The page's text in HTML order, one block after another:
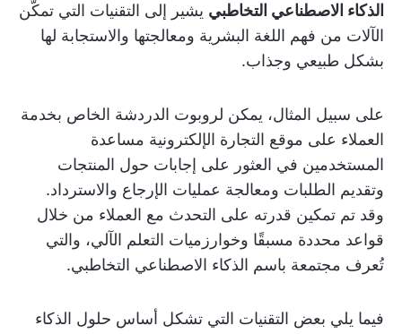
الذكاء الاصطناعي التخاطبي يشير إلى التقنيات التي تمكّن
الآلات من فهم اللغة البشرية ومعالجتها والاستجابة لها
بشكل طبيعي وجذاب.
على سبيل المثال، يمكن لروبوت الدردشة الخاص بخدمة
العملاء على موقع التجارة الإلكترونية مساعدة
المستخدمين في العثور على إجابات حول المنتجات
وتقديم الطلبات ومعالجة عمليات الإرجاع والاسترداد.
وقد تم تمكين قدرته على التحدث مع العملاء من خلال
قواعد محددة مسبقًا وخوارزميات التعلم الآلي، والتي
تُعرف مجتمعة باسم الذكاء الاصطناعي التخاطبي.
فيما يلي بعض التقنيات التي تشكل أساس حلول الذكاء